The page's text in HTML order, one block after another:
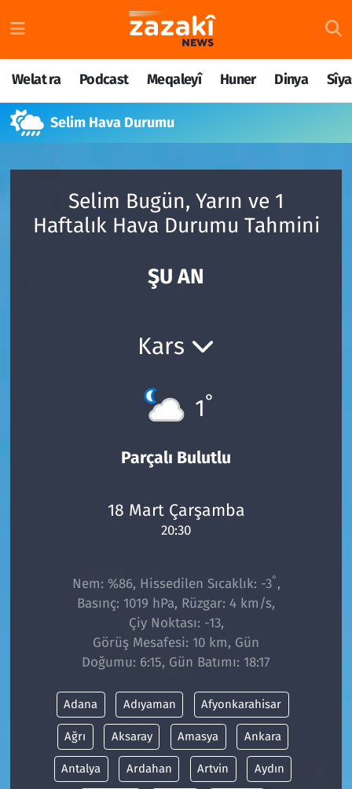
Welat ra Podcast Meqaleyî Huner Dinya
Selim Hava Durumu
Selim Bugün, Yarın ve 1
Haftalık Hava Durumu Tahmini
ŞU AN
Kars
1°
Parçalı Bulutlu
18 Mart Çarşamba
20:30
Nem: %86, Hissedilen Sıcaklık: -3° ,
Basınç: 1019 hPa, Rüzgar: 4 km/s,
Çiy Noktası: -13,
Görüş Mesafesi: 10 km, Gün
Doğumu: 6:15, Gün Batımı: 18:17
Adana Adıyaman Afyonkarahisar
Ağrı Aksaray Amasya Ankara
Antalya Ardahan Artvin Aydın
Welat ra
Podcast
Meqaleyî
Dinya
Nöbetçi Eczaneler
Hava Durumu
Namaz Vakitleri
Süper Lig Puan Durumu ve Fikstür